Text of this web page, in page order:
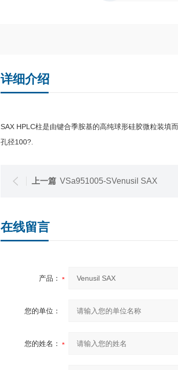
详细介绍
SAX HPLC柱是由键合季胺基的高纯球形硅胶微粒装填
孔径100?.
上一篇 VSa951005-SVenusil SAX
在线留言
产品：
您的单位：
您的姓名：